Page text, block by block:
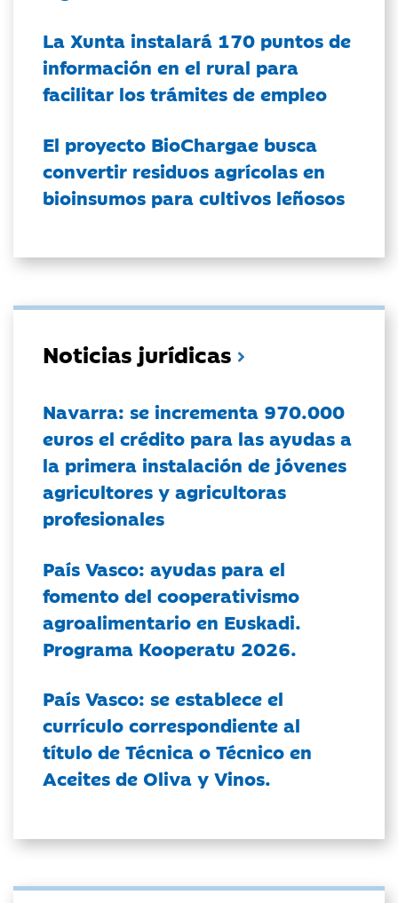
La Xunta instalará 170 puntos de
información en el rural para
facilitar los trámites de empleo
El proyecto BioChargae busca
convertir residuos agrícolas en
bioinsumos para cultivos leñosos
Noticias jurídicas
Navarra: se incrementa 970.000
euros el crédito para las ayudas a
la primera instalación de jóvenes
agricultores y agricultoras
profesionales
País Vasco: ayudas para el
fomento del cooperativismo
agroalimentario en Euskadi.
Programa Kooperatu 2026.
País Vasco: se establece el
currículo correspondiente al
título de Técnica o Técnico en
Aceites de Oliva y Vinos.